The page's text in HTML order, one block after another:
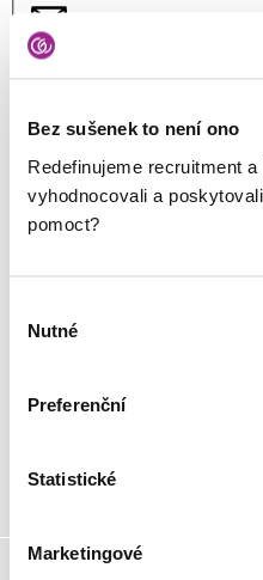
Bez sušenek to není ono
Redefinujeme recruitment
vyhodnocovali a
pomoct?
souhlasu
Nutné
Preferenční
Statistické
Marketingové
společnostmi
RPO
Kontakt
informací společnosti
Zásady zpracování